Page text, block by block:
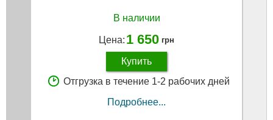
В наличии
Цена: 1 650 грн
Купить
Отгрузка в течение 1-2 рабочих дней
Подробнее...